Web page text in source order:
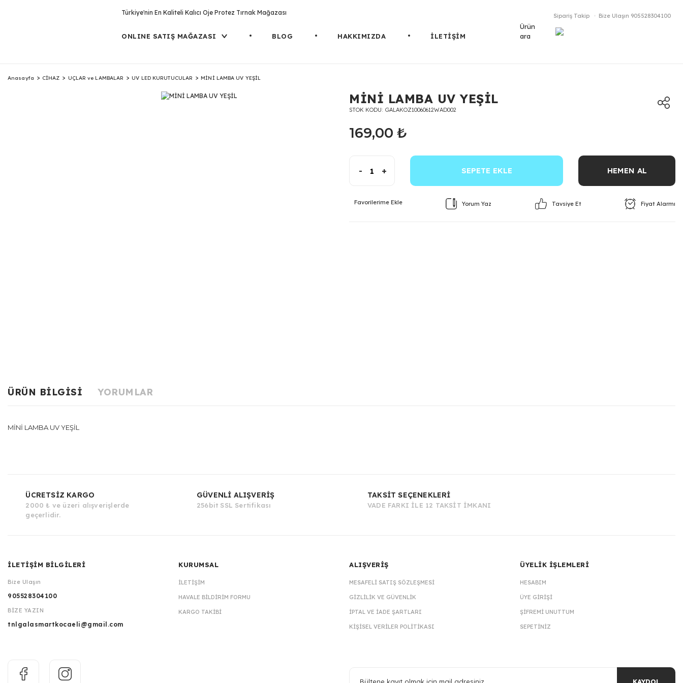
Türkiye'nin En Kaliteli Kalıcı Oje Protez Tırnak Mağazası
ONLINE SATIŞ MAĞAZASI BLOG HAKKIMIZDA İLETİŞİM
Sipariş Takip Bize Ulaşın 905528304100
Ürün
ara
Anasayfa CİHAZ UÇLAR ve LAMBALAR UV LED KURUTUCULAR MİNİ LAMBA UV YEŞİL
MİNİ LAMBA UV YEŞİL
STOK KODU GALAKOZ10060612WAD002
169,00 ₺
- + SEPETE EKLE HEMEN AL
Yorum Yaz Tavsiye Et Fiyat Alarmı
ÜRÜN BILGISI YORUMLAR
MİNİ LAMBA UV YEŞİL
ÜCRETSİZ KARGO
2000 ₺ ve üzeri alışverişlerde
geçerlidir.
GÜVENLİ ALIŞVERİŞ
256bit SSL Sertifikası
TAKSİT SEÇENEKLERİ
VADE FARKI İLE 12 TAKSİT İMKANI
İLETİŞİM BİLGİLERİ
Bize Ulaşın
905528304100
BİZE YAZIN
tnlgalasmartkocaeli@gmail.com
KURUMSAL
İLETIŞIM
HAVALE BILDIRIM FORMU
KARGO TAKIBI
ALIŞVERİŞ
MESAFELI SATIŞ SÖZLEŞMESI
GIZLILIK VE GÜVENLIK
İPTAL VE İADE ŞARTLARI
KIŞISEL VERILER POLITIKASI
ÜYELİK İŞLEMLERİ
HESABIM
ÜYE GIRIŞI
ŞIFREMI UNUTTUM
SEPETINIZ
KAYDOL